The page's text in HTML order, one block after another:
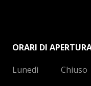
ORARI DI
Lunedì Chiuso